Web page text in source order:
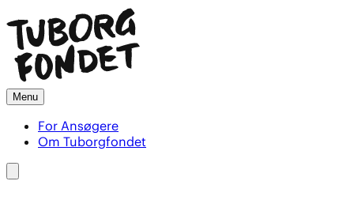
Menu
For Ansøgere
Om Tuborgfondet